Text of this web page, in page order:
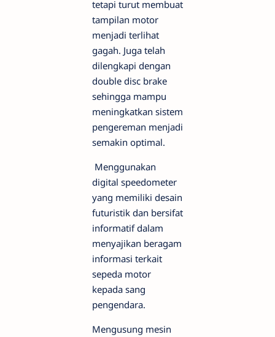
tetapi turut membuat
tampilan motor
menjadi terlihat
gagah. Juga telah
dilengkapi dengan
double disc brake
sehingga mampu
meningkatkan sistem
pengereman menjadi
semakin optimal.
Menggunakan
digital speedometer
yang memiliki desain
futuristik dan bersifat
informatif dalam
menyajikan beragam
informasi terkait
sepeda motor
kepada sang
pengendara.
Mengusung mesin